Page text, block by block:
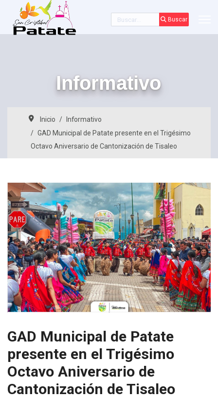
Buscar Buscar
Informativo
Inicio
Informativo
GAD Municipal de Patate presente en el Trigésimo
Octavo Aniversario de Cantonización de Tisaleo
GAD Municipal de Patate
presente en el Trigésimo
Octavo Aniversario de
Cantonización de Tisaleo